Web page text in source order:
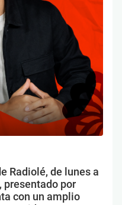
Radiolé, de lunes a
presentado por
con un amplio